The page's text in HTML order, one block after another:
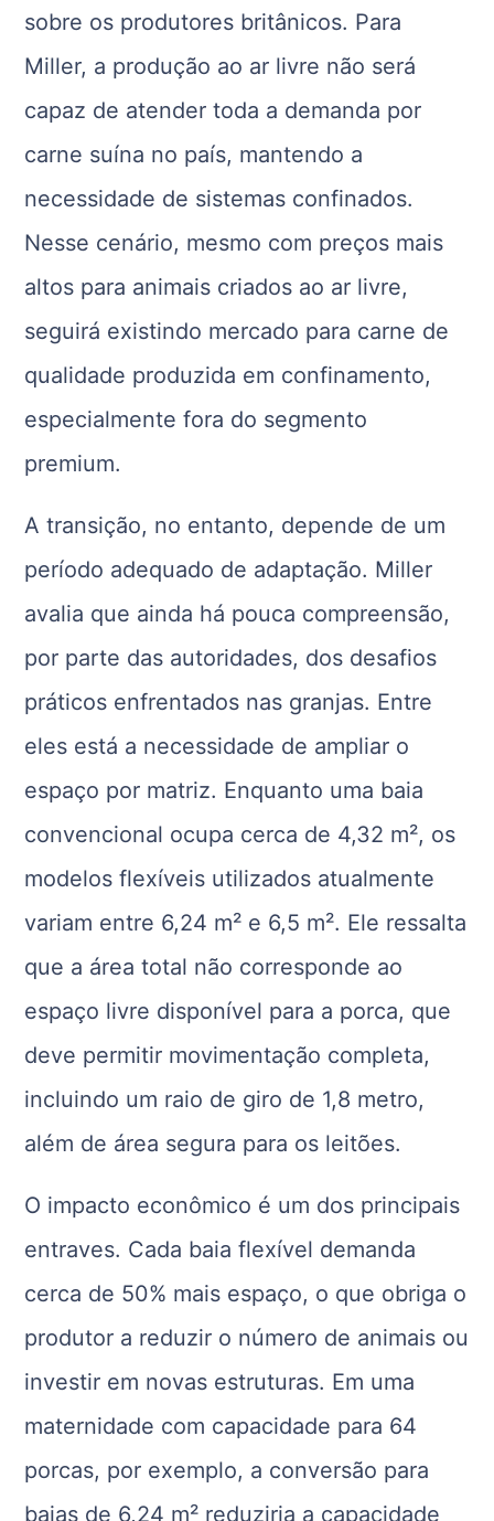
sobre os produtores britânicos. Para
Miller, a produção ao ar livre não será
capaz de atender toda a demanda por
carne suína no país, mantendo a
necessidade de sistemas confinados.
Nesse cenário, mesmo com preços mais
altos para animais criados ao ar livre,
seguirá existindo mercado para carne de
qualidade produzida em confinamento,
especialmente fora do segmento
premium.
A transição, no entanto, depende de um
período adequado de adaptação. Miller
avalia que ainda há pouca compreensão,
por parte das autoridades, dos desafios
práticos enfrentados nas granjas. Entre
eles está a necessidade de ampliar o
espaço por matriz. Enquanto uma baia
convencional ocupa cerca de 4,32 m², os
modelos flexíveis utilizados atualmente
variam entre 6,24 m² e 6,5 m². Ele ressalta
que a área total não corresponde ao
espaço livre disponível para a porca, que
deve permitir movimentação completa,
incluindo um raio de giro de 1,8 metro,
além de área segura para os leitões.
O impacto econômico é um dos principais
entraves. Cada baia flexível demanda
cerca de 50% mais espaço, o que obriga o
produtor a reduzir o número de animais ou
investir em novas estruturas. Em uma
maternidade com capacidade para 64
porcas, por exemplo, a conversão para
baias de 6,24 m² reduziria a capacidade